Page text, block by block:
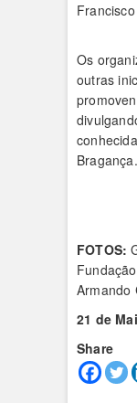
Os
outras
Bragança.
FOTOS:
Armando
21 de
Share